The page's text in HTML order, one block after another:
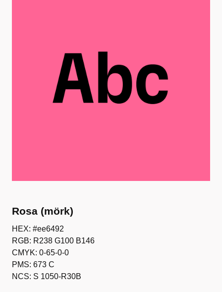
Rosa (mörk)
HEX: #ee6492
RGB: R238 G100 B146
CMYK: 0-65-0-0
PMS: 673 C
NCS: S 1050-R30B